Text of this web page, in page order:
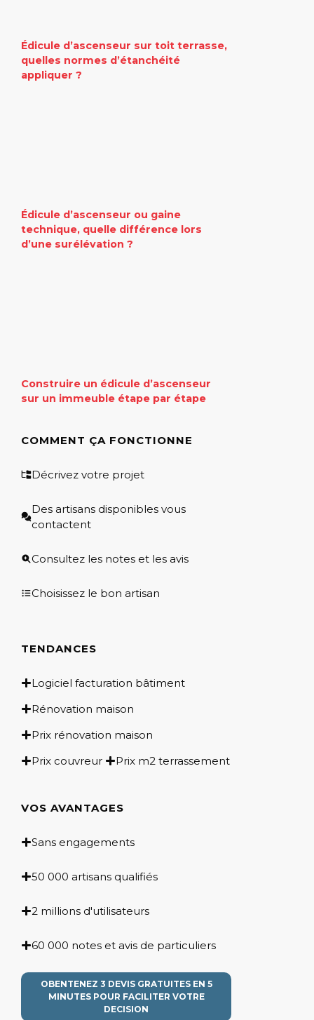
Édicule d’ascenseur sur toit terrasse,
quelles normes d’étanchéité
appliquer ?
Édicule d’ascenseur ou gaine
technique, quelle différence lors
d’une surélévation ?
Construire un édicule d’ascenseur
sur un immeuble étape par étape
COMMENT ÇA FONCTIONNE
Décrivez votre projet
Des artisans disponibles vous
contactent
Consultez les notes et les avis
Choisissez le bon artisan
TENDANCES
Logiciel facturation bâtiment
Rénovation maison
Prix rénovation maison
Prix couvreur
Prix m2 terrassement
VOS AVANTAGES
Sans engagements
50 000 artisans qualifiés
2 millions d'utilisateurs
60 000 notes et avis de particuliers
OBENTENEZ 3 DEVIS GRATUITES EN 5
MINUTES POUR FACILITER VOTRE
DECISION